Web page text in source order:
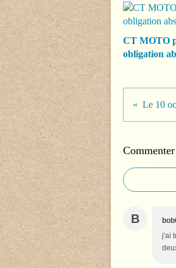
CT MOTO
obligation
B
j'ai